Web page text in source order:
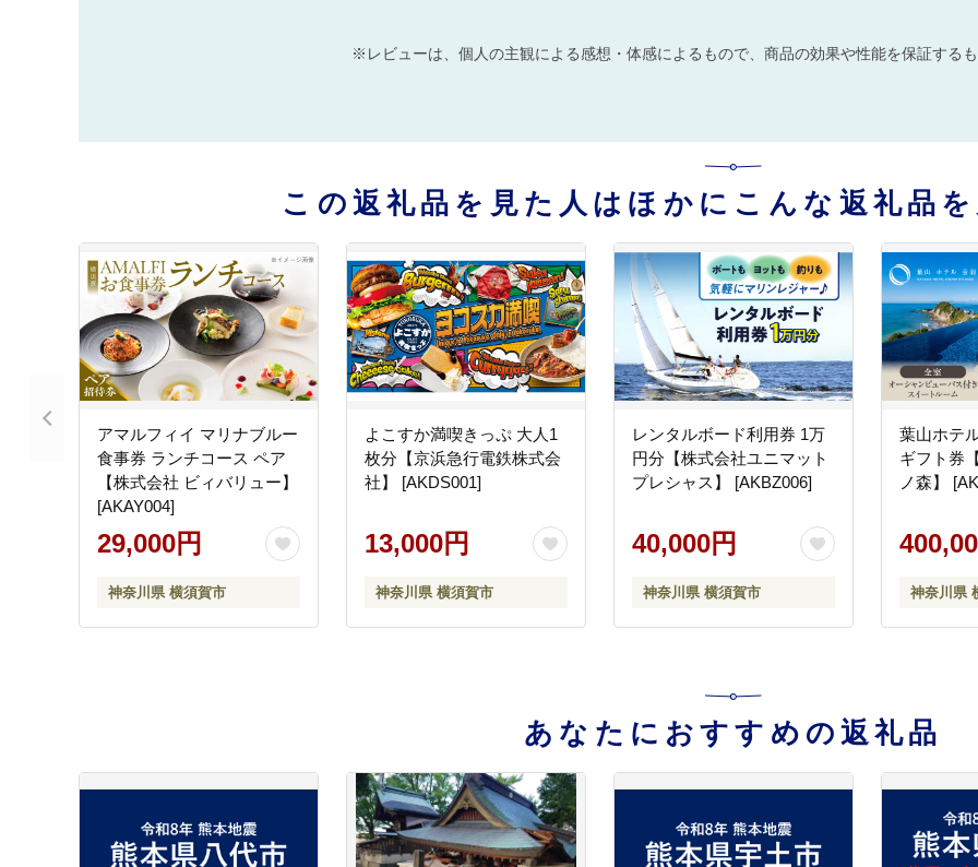
※レビューは、個人の主観による感想・体感によるもので、商品の効果や性能を保証するも
この返礼品を見た人はほかにこんな返礼品を
アマルフィイ マリナブルー
食事券 ランチコース ペア
【株式会社 ビィバリュー】
[AKAY004]
29,000円
神奈川県 横須賀市
よこすか満喫きっぷ 大人1
枚分【京浜急行電鉄株式会
社】 [AKDS001]
13,000円
神奈川県 横須賀市
レンタルボード利用券 1万
円分【株式会社ユニマット
プレシャス】 [AKBZ006]
40,000円
神奈川県 横須賀市
葉山ホテ
ギフト券
ノ森】
神奈川県
あなたにおすすめの返礼品